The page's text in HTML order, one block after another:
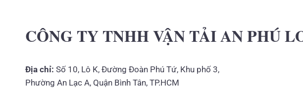
CÔNG TY TNHH VẬN TẢI AN PHÚ
Địa chỉ: Số 10, Lô K, Đường Đoàn Phú Tứ, Khu phố 3,
Phường An Lạc A, Quận Bình Tân, TP.HCM